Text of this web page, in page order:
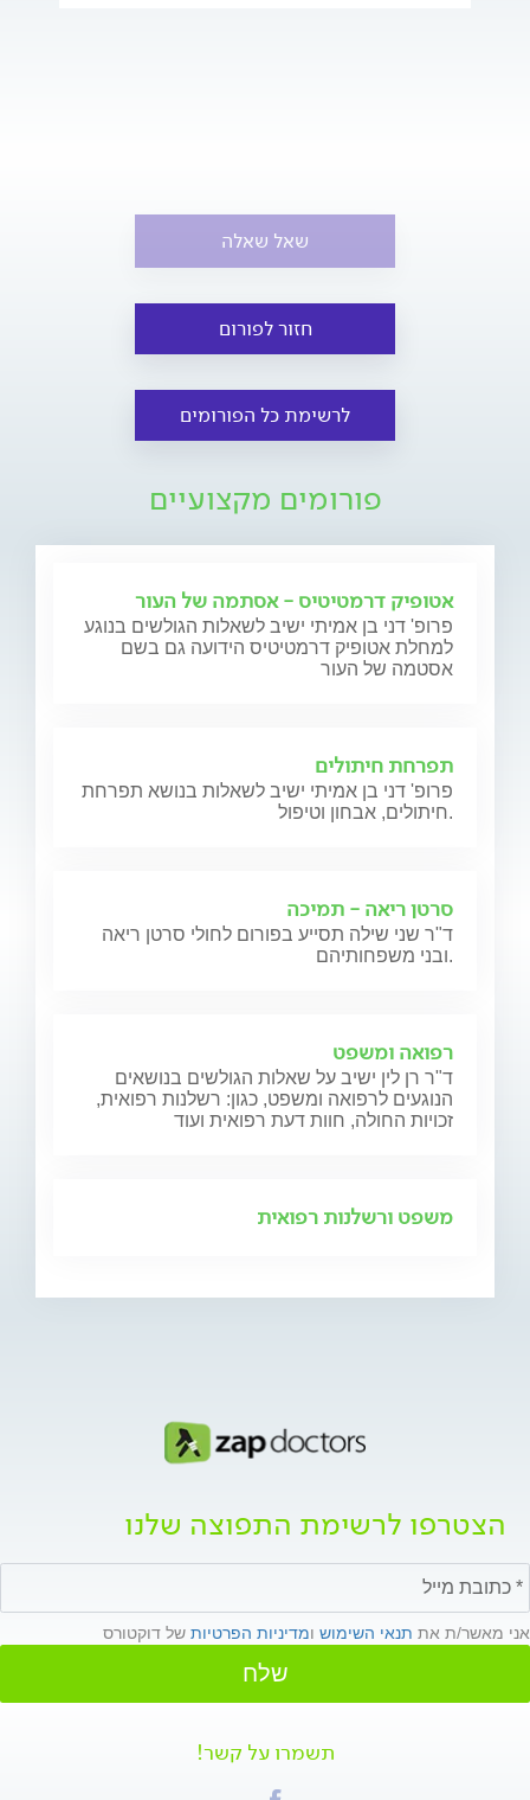
שאל שאלה
חזור לפורום
לרשימת כל הפורומים
פורומים מקצועיים
אטופיק דרמטיטיס - אסתמה של העור
פרופ' דני בן אמיתי ישיב לשאלות הגולשים בנוגע
למחלת אטופיק דרמטיטיס הידועה גם בשם
אסטמה של העור
תפרחת חיתולים
פרופ' דני בן אמיתי ישיב לשאלות בנושא תפרחת
חיתולים, אבחון וטיפול.
סרטן ריאה - תמיכה
ד"ר שני שילה תסייע בפורום לחולי סרטן ריאה
ובני משפחותיהם.
רפואה ומשפט
ד"ר רן לין ישיב על שאלות הגולשים בנושאים
הנוגעים לרפואה ומשפט, כגון: רשלנות רפואית,
זכויות החולה, חוות דעת רפואית ועוד
משפט ורשלנות רפואית
הצטרפו לרשימת התפוצה שלנו
אני מאשר/ת את תנאי השימוש ומדיניות הפרטיות של דוקטורס
שלח
תשמרו על קשר!